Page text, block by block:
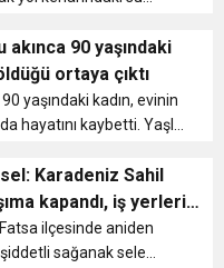
düzenlemesinde
marketler
indirim
etti, 13 kişi öldü
16 kişi hayatını
kaybetti....
akınca 90 yaşındaki
ortaya çıktı
yaşındaki kadın, evinin
hayatını kaybetti. Yaşlı
evden su aktığını gören
etti....
sel: Karadeniz Sahil
kapandı, iş yerlerini
ilçesinde aniden
sağanak sele